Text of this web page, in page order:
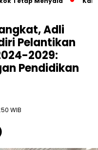
Adli
Pelantikan
2029:
Pendidikan
WIB